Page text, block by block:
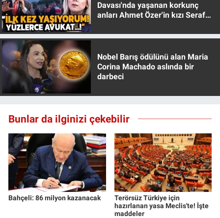
Davası'nda yaşanan korkunç
anları Ahmet Özer'in kızı Seraf
Nobel Barış ödülünü alan Maria
Corina Machado aslında bir
darbeci
Bunlar da ilginizi çekebilir
Bahçeli: 86 milyon kazanacak
Terörsüz Türkiye için
hazırlanan yasa Meclis'te! İşte
maddeler